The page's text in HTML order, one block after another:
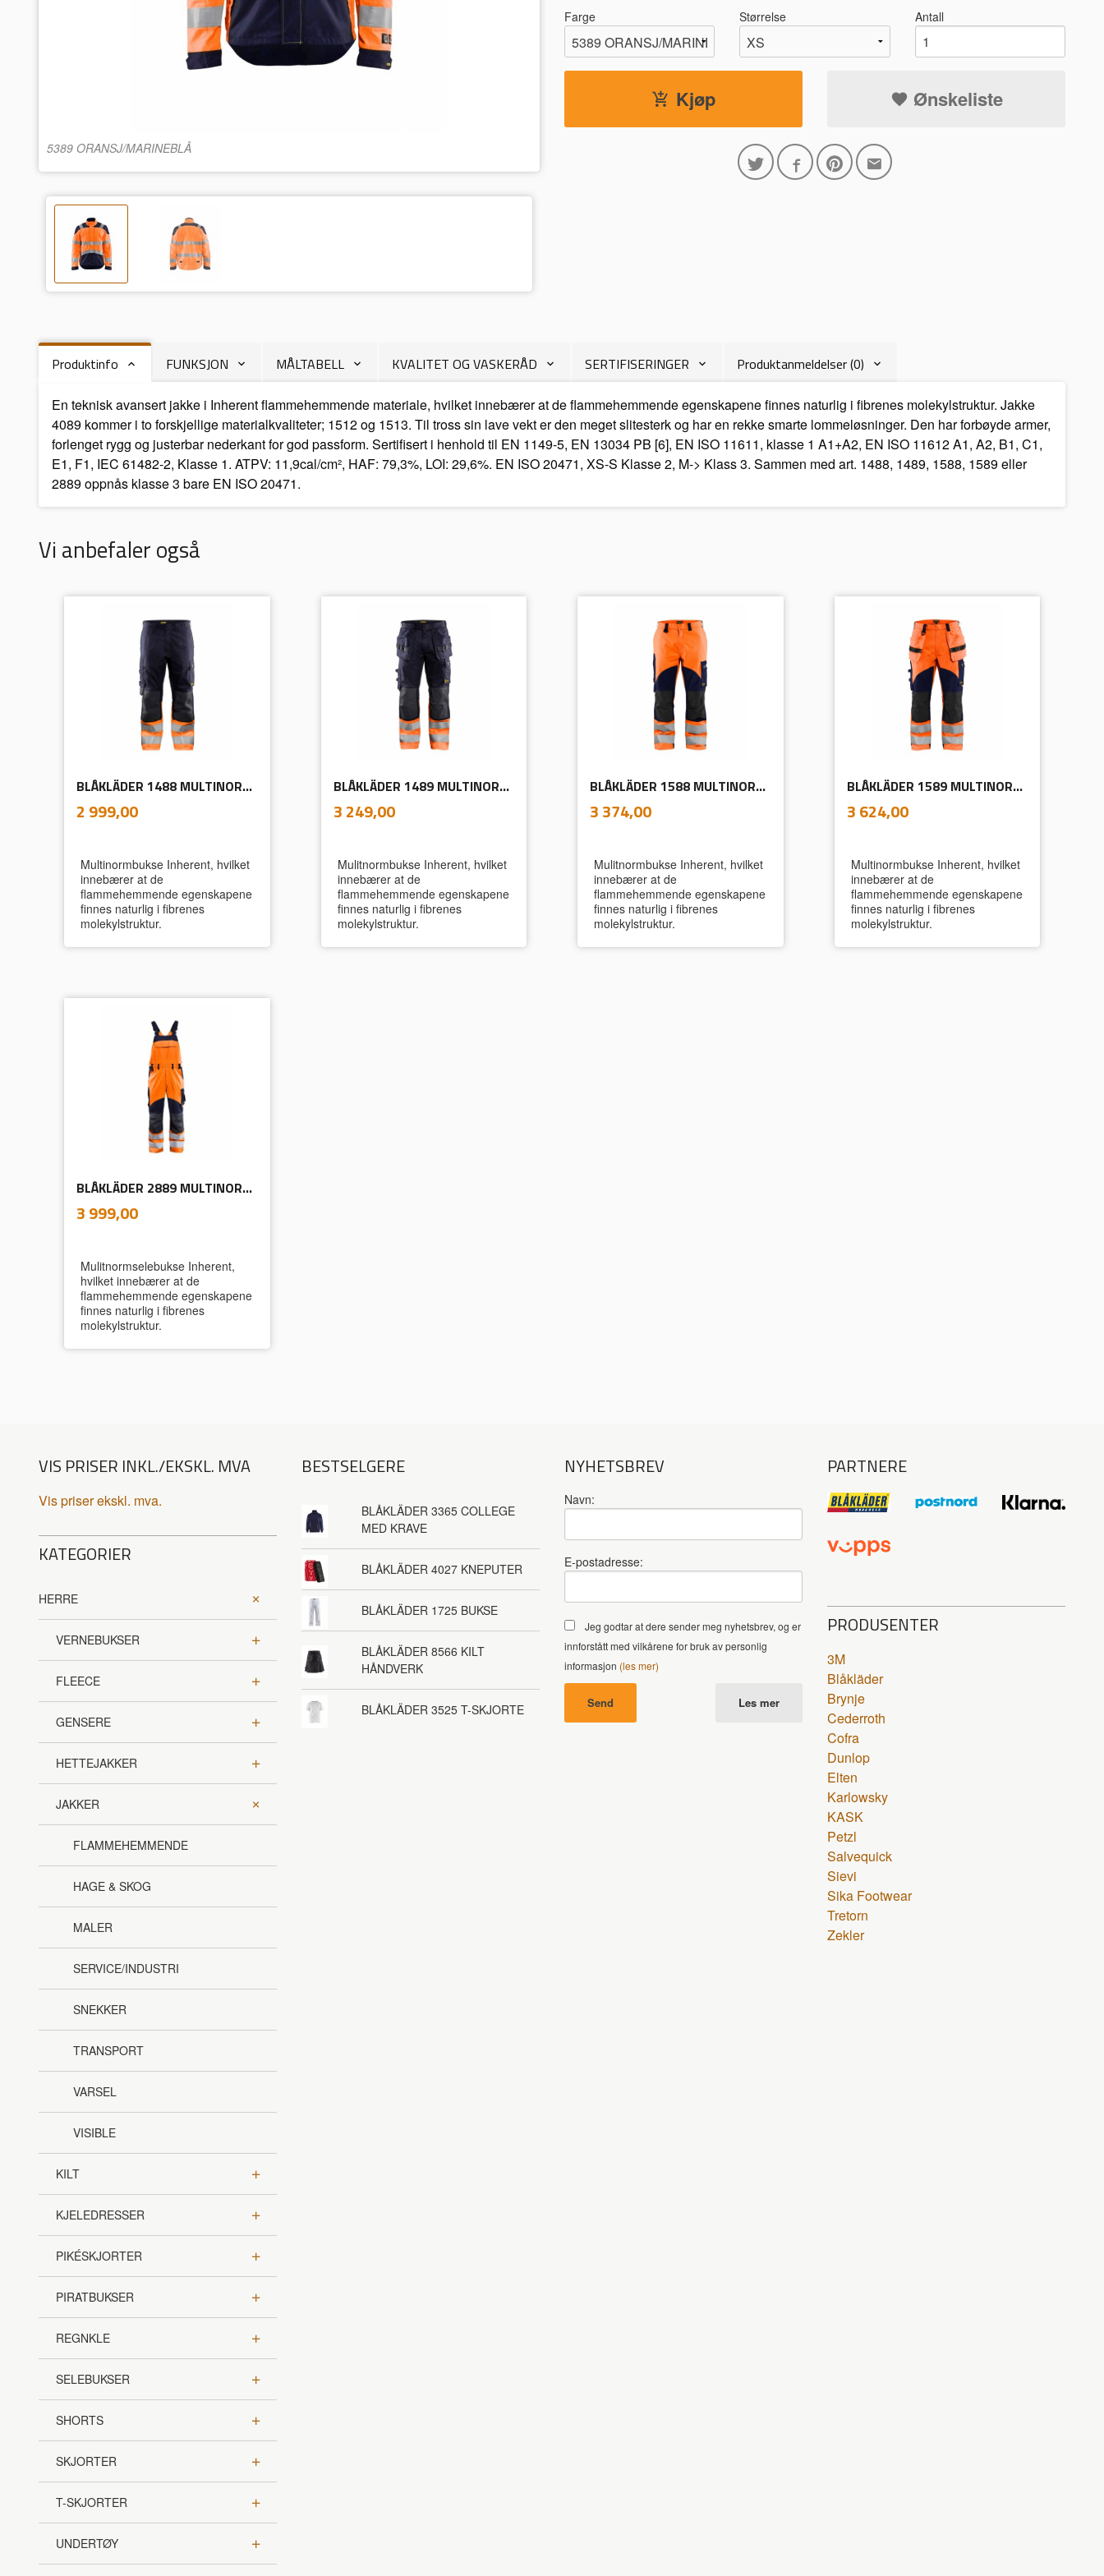
5389 ORANSJ/MARINEBLÅ
Farge Størrelse Antall
Kjøp Ønskeliste
Produktinfo FUNKSJON MÅLTABELL KVALITET OG VASKERÅD SERTIFISERINGER Produktanmeldelser (0)
En teknisk avansert jakke i Inherent flammehemmende materiale, hvilket innebærer at de flammehemmende egenskapene finnes naturlig i fibrenes molekylstruktur. Jakke
4089 kommer i to forskjellige materialkvaliteter; 1512 og 1513. Til tross sin lave vekt er den meget slitesterk og har en rekke smarte lommeløsninger. Den har forbøyde armer,
forlenget rygg og justerbar nederkant for god passform. Sertifisert i henhold til EN 1149-5, EN 13034 PB [6], EN ISO 11611, klasse 1 A1+A2, EN ISO 11612 A1, A2, B1, C1,
E1, F1, IEC 61482-2, Klasse 1. ATPV: 11,9cal/cm², HAF: 79,3%, LOI: 29,6%. EN ISO 20471, XS-S Klasse 2, M-> Klass 3. Sammen med art. 1488, 1489, 1588, 1589 eller
2889 oppnås klasse 3 bare EN ISO 20471.
Vi anbefaler også
BLÅKLÄDER 1488 MULTINORMBUKSE INHERENT
Pris
2 999,00mva.
Multinormbukse Inherent, hvilket
innebærer at de
flammehemmende egenskapene
finnes naturlig i fibrenes
molekylstruktur.
BLÅKLÄDER 1489 MULTINORMBUKSE INHERENT MED SPIKERLOMMER
Pris
3 249,00mva.
Mulitnormbukse Inherent, hvilket
innebærer at de
flammehemmende egenskapene
finnes naturlig i fibrenes
molekylstruktur.
BLÅKLÄDER 1588 MULTINORMBUKSE INHERENT
Pris
3 374,00mva.
Mulitnormbukse Inherent, hvilket
innebærer at de
flammehemmende egenskapene
finnes naturlig i fibrenes
molekylstruktur.
BLÅKLÄDER 1589 MULTINORMBUKSE INHERENT
Pris
3 624,00mva.
Multinormbukse Inherent, hvilket
innebærer at de
flammehemmende egenskapene
finnes naturlig i fibrenes
molekylstruktur.
BLÅKLÄDER 2889 MULTINORM SELEBUKSE INHERENT
Pris
3 999,00mva.
Mulitnormselebukse Inherent,
hvilket innebærer at de
flammehemmende egenskapene
finnes naturlig i fibrenes
molekylstruktur.
VIS PRISER INKL./EKSKL. MVA
Vis priser ekskl. mva.
KATEGORIER
HERRE
VERNEBUKSER
FLEECE
GENSERE
HETTEJAKKER
JAKKER
FLAMMEHEMMENDE
HAGE & SKOG
MALER
SERVICE/INDUSTRI
SNEKKER
TRANSPORT
VARSEL
VISIBLE
KILT
KJELEDRESSER
PIKÉSKJORTER
PIRATBUKSER
REGNKLE
SELEBUKSER
SHORTS
SKJORTER
T-SKJORTER
UNDERTØY
BESTSELGERE
BLÅKLÄDER 3365 COLLEGE
MED KRAVE
BLÅKLÄDER 4027 KNEPUTER
BLÅKLÄDER 1725 BUKSE
BLÅKLÄDER 8566 KILT
HÅNDVERK
BLÅKLÄDER 3525 T-SKJORTE
NYHETSBREV
Navn:
E-postadresse:
Jeg godtar at dere sender meg nyhetsbrev, og er
innforstått med vilkårene for bruk av personlig
informasjon (les mer)
Les mer
PARTNERE
PRODUSENTER
3M
Blåkläder
Brynje
Cederroth
Cofra
Dunlop
Elten
Karlowsky
KASK
Petzl
Salvequick
Sievi
Sika Footwear
Tretorn
Zekler